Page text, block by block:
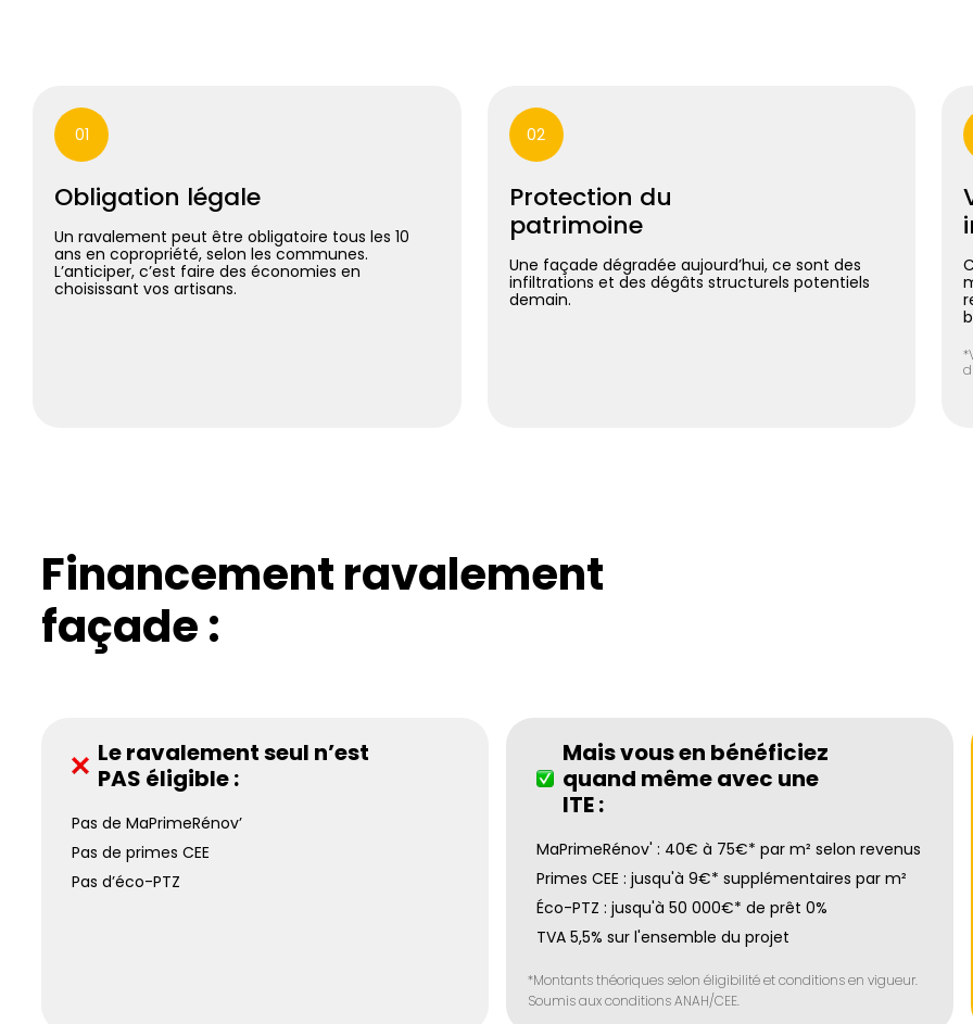
01
Obligation légale
Un ravalement peut être obligatoire tous les 10
ans en copropriété, selon les communes.
L’anticiper, c’est faire des économies en
choisissant vos artisans.
02
Protection du
patrimoine
Une façade dégradée aujourd’hui, ce sont des
infiltrations et des dégâts structurels potentiels
demain.
Financement ravalement
façade :
Le ravalement seul n’est
PAS éligible :
Pas de MaPrimeRénov’
Pas de primes CEE
Pas d’éco-PTZ
Mais vous en bénéficiez
quand même avec une
ITE :
MaPrimeRénov' : 40€ à 75€* par m² selon revenus
Primes CEE : jusqu'à 9€* supplémentaires par m²
Éco-PTZ : jusqu'à 50 000€* de prêt 0%
TVA 5,5% sur l'ensemble du projet
*Montants théoriques selon éligibilité et conditions en vigueur.
Soumis aux conditions ANAH/CEE.